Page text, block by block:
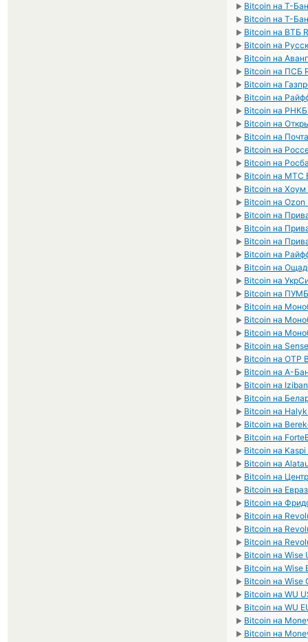
► Bitcoin на Т-
► Bitcoin на Т-
► Bitcoin на ВТБ
► Bitcoin на
► Bitcoin на
► Bitcoin на ПСБ
► Bitcoin на
► Bitcoin на
► Bitcoin на РНКБ
► Bitcoin на
► Bitcoin на
► Bitcoin на
► Bitcoin на
► Bitcoin на МТС
► Bitcoin на Хоум
► Bitcoin на Ozon
► Bitcoin на
► Bitcoin на
► Bitcoin на
► Bitcoin на
► Bitcoin на
► Bitcoin на
► Bitcoin на
► Bitcoin на
► Bitcoin на
► Bitcoin на
► Bitcoin на
► Bitcoin на OTP
► Bitcoin на А-
► Bitcoin на
► Bitcoin на
► Bitcoin на
► Bitcoin на
► Bitcoin на
► Bitcoin на
► Bitcoin на
► Bitcoin на
► Bitcoin на
► Bitcoin на
► Bitcoin на
► Bitcoin на
► Bitcoin на
► Bitcoin на Wise
► Bitcoin на Wise
► Bitcoin на Wise
► Bitcoin на WU
► Bitcoin на WU
► Bitcoin на
► Bitcoin на